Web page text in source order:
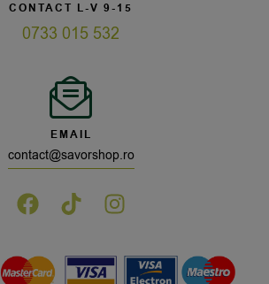
CONTACT L-V 9-15
0733 015 532
EMAIL
contact@savorshop.ro